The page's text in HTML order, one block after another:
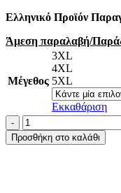
Ελληνικό Προϊόν
Άμεση παραλαβή/
Μέγεθος
3XL
4XL
5XL
Εκκαθάριση
A.A
UNDERWEAR
3/4
Προσθήκη στο καλάθι